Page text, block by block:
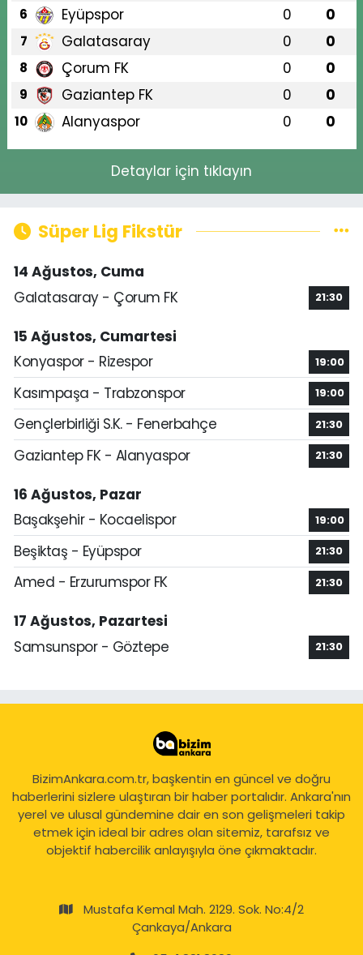
6 Eyüpspor 0 0
7 Galatasaray 0 0
8 Çorum FK 0 0
9 Gaziantep FK 0 0
10 Alanyaspor 0 0
Detaylar için tıklayın
Süper Lig Fikstür
14 Ağustos, Cuma
Galatasaray - Çorum FK
21:30
15 Ağustos, Cumartesi
Konyaspor - Rizespor
19:00
Kasımpaşa - Trabzonspor 19:00
Gençlerbirliği S.K. - Fenerbahçe 21:30
Gaziantep FK - Alanyaspor 21:30
16 Ağustos, Pazar
Başakşehir - Kocaelispor
19:00
Beşiktaş - Eyüpspor 21:30
Amed - Erzurumspor FK 21:30
17 Ağustos, Pazartesi
Samsunspor - Göztepe
21:30
BizimAnkara.com.tr, başkentin en güncel ve doğru
haberlerini sizlere ulaştıran bir haber portalıdır. Ankara'nın
yerel ve ulusal gündemine dair en son gelişmeleri takip
etmek için ideal bir adres olan sitemiz, tarafsız ve
objektif habercilik anlayışıyla öne çıkmaktadır.
Mustafa Kemal Mah. 2129. Sok. No:4/2
Çankaya/Ankara